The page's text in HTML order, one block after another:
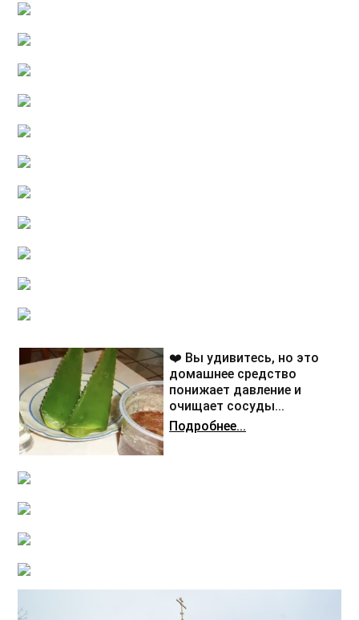
❤️ Вы удивитесь, но это
домашнее средство
понижает давление и
очищает сосуды...
Подробнее...